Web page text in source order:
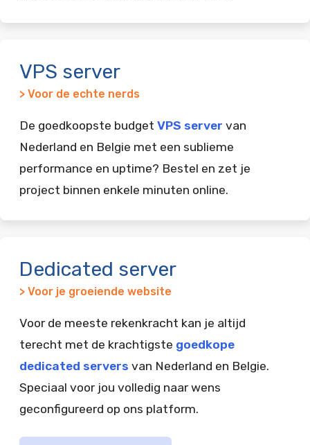
VPS server
> Voor de echte nerds
De goedkoopste budget VPS server van
Nederland en Belgie met een sublieme
performance en uptime? Bestel en zet je
project binnen enkele minuten online.
Dedicated server
> Voor je groeiende website
Voor de meeste rekenkracht kan je altijd
terecht met de krachtigste goedkope
dedicated servers van Nederland en Belgie.
Speciaal voor jou volledig naar wens
geconfigureerd op ons platform.